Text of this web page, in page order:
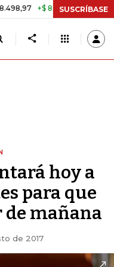
+$ 8.753,81 +2,19%
SUSCRÍBASE
hoy a
para que
mañana
de 2017